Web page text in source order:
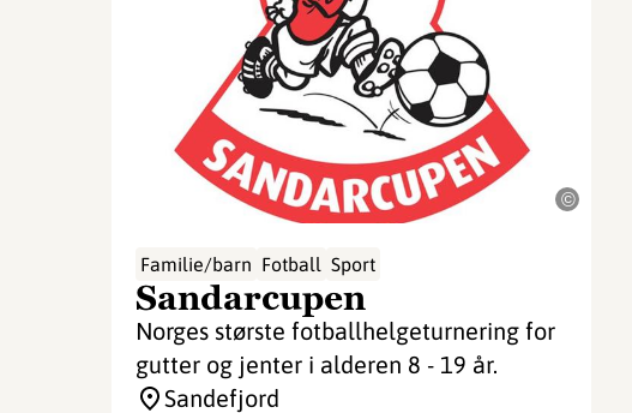
©
Familie/barn Fotball Sport
Sandarcupen
Norges største fotballhelgeturnering for
gutter og jenter i alderen 8 - 19 år.
Sandefjord